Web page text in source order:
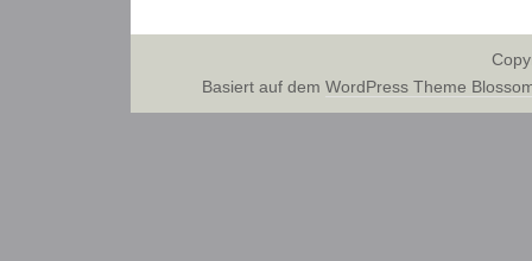
Basiert auf dem WordPress Theme